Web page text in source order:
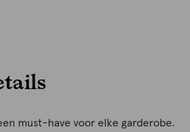
must-have voor elke garderobe.